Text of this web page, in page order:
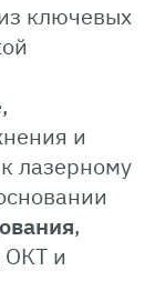
ключевых
и
лазерному
,
ОКТ и